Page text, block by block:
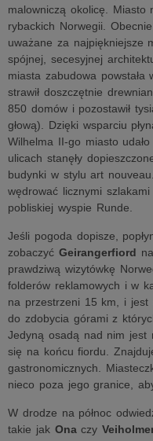
malowniczą okolicę. Miasto
rybackich Norwegii.
uważane za najpiękniejsze
spójnej, secesyjnej
miasta zabudowa
strawił doszczętnie
850 domów i pozostawił
głową). Dzięki wsparciu
Wilhelma II-go miasto
ulicach stanęły
budynki w stylu art
wędrować licznymi
pobliskiej wyspie Runde.
Jeśli pogoda dopisze,
zobaczyć Geirangerfiord
prawdziwą wizytówkę
folderów reklamowych i w
na przestrzeni 15 km, i jest
do zdobycia górami z
Jedyną osadą nad nim jest
się na końcu fiordu.
gastronomicznych.
nieco poza jego granice,
W drodze na północ
takie jak Onaczy